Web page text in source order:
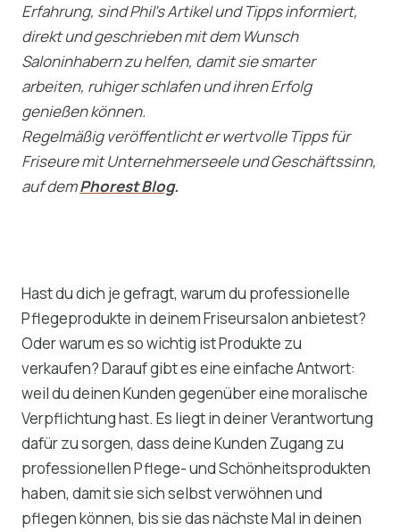
Erfahrung, sind Phil’s Artikel und Tipps informiert,
direkt und geschrieben mit dem Wunsch
Saloninhabern zu helfen, damit sie smarter
arbeiten, ruhiger schlafen und ihren Erfolg
genießen können.
Regelmäßig veröffentlicht er wertvolle Tipps für
Friseure mit Unternehmerseele und Geschäftssinn,
auf demPhorest Blog.
Hast du dich je gefragt, warum du professionelle
Pflegeprodukte in deinem Friseursalon anbietest?
Oder warum es so wichtig ist Produkte zu
verkaufen? Darauf gibt es eine einfache Antwort:
weil du deinen Kunden gegenüber eine moralische
Verpflichtung hast. Es liegt in deiner Verantwortung
dafür zu sorgen, dass deine Kunden Zugang zu
professionellen Pflege- und Schönheitsprodukten
haben, damit sie sich selbst verwöhnen und
pflegen können, bis sie das nächste Mal in deinen